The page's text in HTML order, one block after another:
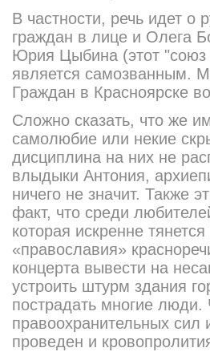
В частности, речь идет о
граждан в лице и Олега
Юрия Цыбина (этот "союз
является самозванным.
Граждан в Красноярске
Сложно сказать, что же
самолюбие или некие
дисциплина на них не
влыдыки Антония,
ничего не значит. Также
факт, что среди
которая искренне
«православия»
концерта вывести на
устроить штурм здания
пострадать многие
правоохранительных сил
проведен и